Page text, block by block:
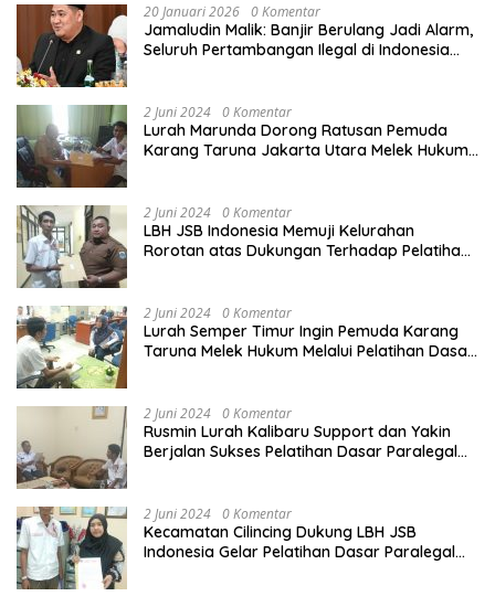
20 Januari 2026 0 Komentar
Jamaludin Malik: Banjir Berulang Jadi Alarm,
Seluruh Pertambangan Ilegal di Indonesia
2 Juni 2024 0 Komentar
Lurah Marunda Dorong Ratusan Pemuda
Karang Taruna Jakarta Utara Melek Hukum
2 Juni 2024 0 Komentar
LBH JSB Indonesia Memuji Kelurahan
Rorotan atas Dukungan Terhadap Pelatihan
2 Juni 2024 0 Komentar
Lurah Semper Timur Ingin Pemuda Karang
Taruna Melek Hukum Melalui Pelatihan Dasar
2 Juni 2024 0 Komentar
Rusmin Lurah Kalibaru Support dan Yakin
Berjalan Sukses Pelatihan Dasar Paralegal
2 Juni 2024 0 Komentar
Kecamatan Cilincing Dukung LBH JSB
Indonesia Gelar Pelatihan Dasar Paralegal